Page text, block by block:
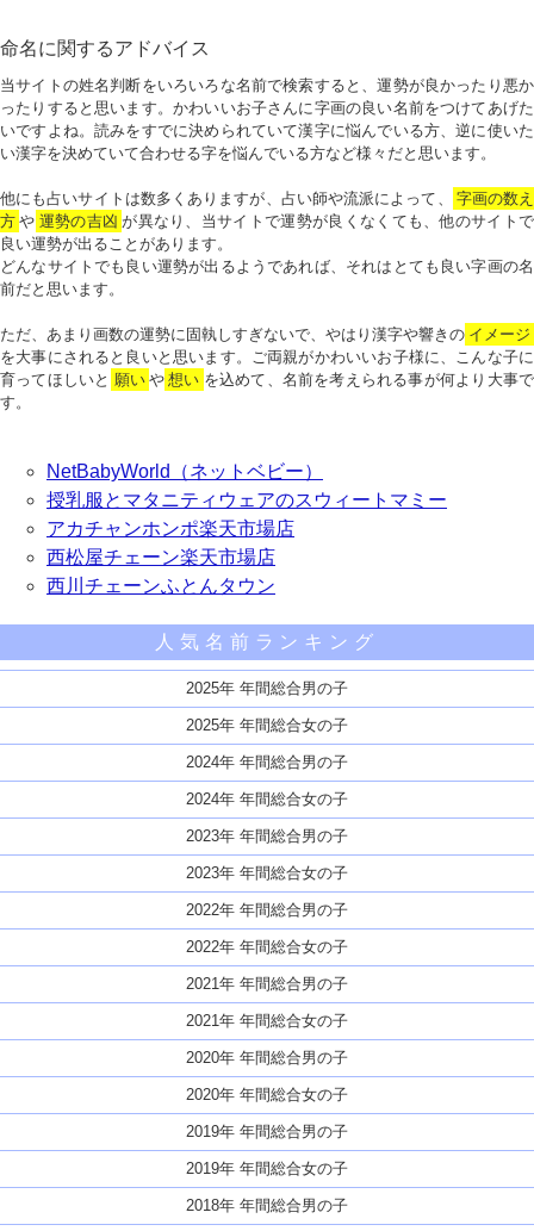
命名に関するアドバイス
当サイトの姓名判断をいろいろな名前で検索すると、運勢が良かったり悪か
ったりすると思います。かわいいお子さんに字画の良い名前をつけてあげた
いですよね。読みをすでに決められていて漢字に悩んでいる方、逆に使いた
い漢字を決めていて合わせる字を悩んでいる方など様々だと思います。
他にも占いサイトは数多くありますが、占い師や流派によって、
字画の数え
方 や 運勢の吉凶 が異なり、当サイトで運勢が良くなくても、他のサイトで
良い運勢が出ることがあります。
どんなサイトでも良い運勢が出るようであれば、それはとても良い字画の名
前だと思います。
ただ、あまり画数の運勢に固執しすぎないで、やはり漢字や響きの イメージ
を大事にされると良いと思います。ご両親がかわいいお子様に、こんな子に
育ってほしいと 願い や 想い を込めて、名前を考えられる事が何より大事で
す。
NetBabyWorld（ネットベビー）
授乳服とマタニティウェアのスウィートマミー
アカチャンホンポ楽天市場店
西松屋チェーン楽天市場店
西川チェーンふとんタウン
人気名前ランキング
2025年 年間総合男の子
2025年 年間総合女の子
2024年 年間総合男の子
2024年 年間総合女の子
2023年 年間総合男の子
2023年 年間総合女の子
2022年 年間総合男の子
2022年 年間総合女の子
2021年 年間総合男の子
2021年 年間総合女の子
2020年 年間総合男の子
2020年 年間総合女の子
2019年 年間総合男の子
2019年 年間総合女の子
2018年 年間総合男の子